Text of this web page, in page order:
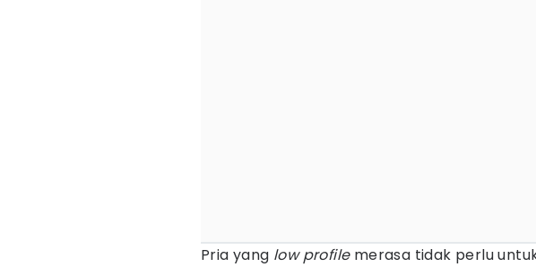
Pria yang low profilemerasa tidak perlu